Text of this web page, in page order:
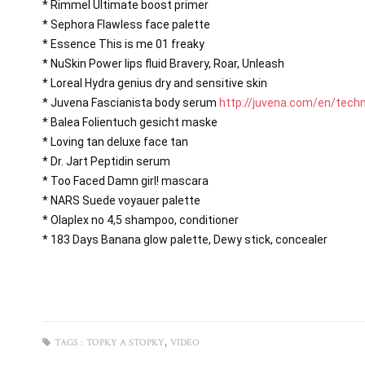
* Rimmel Ultimate boost primer
* Sephora Flawless face palette
* Essence This is me 01 freaky
* NuSkin Power lips fluid Bravery, Roar, Unleash
* Loreal Hydra genius dry and sensitive skin
* Juvena Fascianista body serum http://juvena.com/en/
* Balea Folientuch gesicht maske
* Loving tan deluxe face tan
* Dr. Jart Peptidin serum
* Too Faced Damn girl! mascara
* NARS Suede voyauer palette
* Olaplex no 4,5 shampoo, conditioner
TAGS : TOPKY A STOPKY, VIDEO